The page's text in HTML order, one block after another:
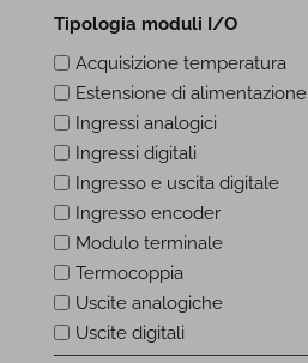
Tipologia moduli I/O
Acquisizione temperatura
Estensione di alimentazione
Ingressi analogici
Ingressi digitali
Ingresso e uscita digitale
Ingresso encoder
Modulo terminale
Termocoppia
Uscite analogiche
Uscite digitali